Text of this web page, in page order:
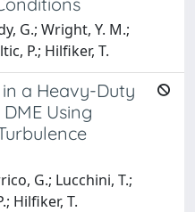
G.; Wright, Y. M.;
P.; Hilfiker, T.
a Heavy-Duty
Using
G.; Lucchini, T.;
Hilfiker, T.